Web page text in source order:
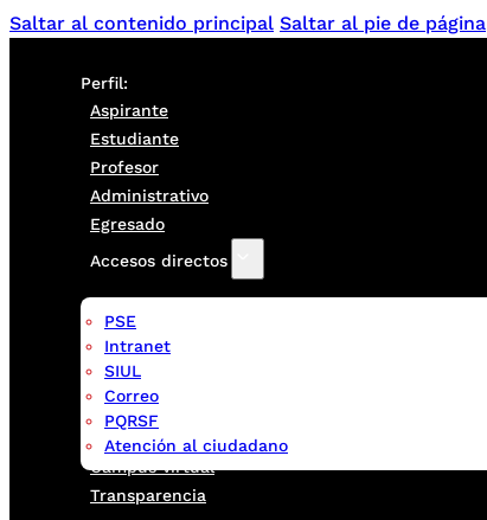
Saltar al contenido principal Saltar al pie de página
Perfil:
Aspirante
Estudiante
Profesor
Administrativo
Egresado
Accesos directos
PSE
Intranet
SIUL
Correo
PQRSF
Atención al ciudadano
Campus virtual
Transparencia